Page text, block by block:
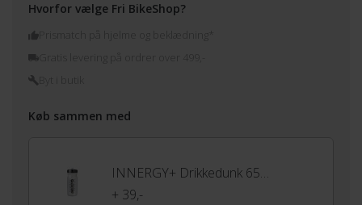
Hvorfor vælge Fri BikeShop?
Prismatch på hjelme og beklædning*
Køb sammen med
INNERGY+ Drikkedunk 650ml
+ 39,-